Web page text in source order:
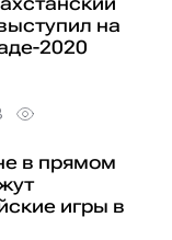
на
2020
в прямом
игры в